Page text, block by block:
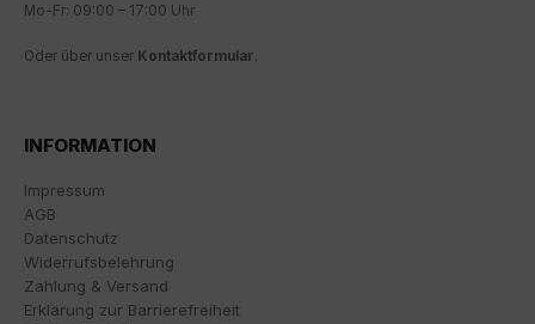
Mo-Fr: 09:00 – 17:00 Uhr
Oder über unser Kontaktformular.
INFORMATION
Impressum
AGB
Datenschutz
Widerrufsbelehrung
Zahlung & Versand
Erklärung zur Barrierefreiheit